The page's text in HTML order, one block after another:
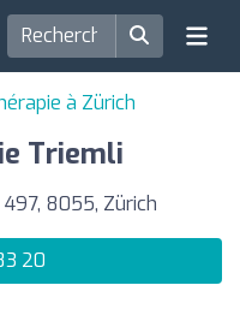
à Zürich
Triemli
8055, Zürich
20